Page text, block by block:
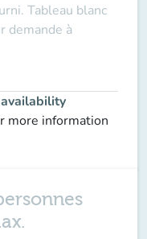
Tableau blanc
demande à
more information